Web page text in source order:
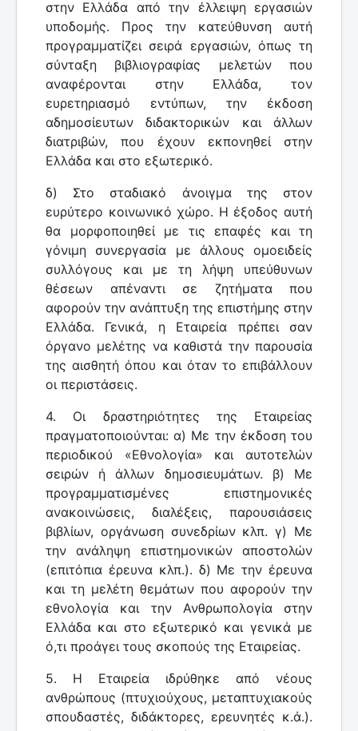
στην Ελλάδα από την έλλειψη εργασιών
υποδομής. Προς την κατεύθυνση αυτή
προγραμματίζει σειρά εργασιών, όπως τη
σύνταξη βιβλιογραφίας μελετών που
αναφέρονται στην Ελλάδα, τον
ευρετηριασμό εντύπων, την έκδοση
αδημοσίευτων διδακτορικών και άλλων
διατριβών, που έχουν εκπονηθεί στην
Ελλάδα και στο εξωτερικό.
δ) Στο σταδιακό άνοιγμα της στον
ευρύτερο κοινωνικό χώρο. Η έξοδος αυτή
θα μορφοποιηθεί με τις επαφές και τη
γόνιμη συνεργασία με άλλους ομοειδείς
συλλόγους και με τη λήψη υπεύθυνων
θέσεων απέναντι σε ζητήματα που
αφορούν την ανάπτυξη της επιστήμης στην
Ελλάδα. Γενικά, η Εταιρεία πρέπει σαν
όργανο μελέτης να καθιστά την παρουσία
της αισθητή όπου και όταν το επιβάλλουν
οι περιστάσεις.
4. Οι δραστηριότητες της Εταιρείας
πραγματοποιούνται: α) Με την έκδοση του
περιοδικού «Εθνολογία» και αυτοτελών
σειρών ή άλλων δημοσιευμάτων. β) Με
προγραμματισμένες επιστημονικές
ανακοινώσεις, διαλέξεις, παρουσιάσεις
βιβλίων, οργάνωση συνεδρίων κλπ. γ) Με
την ανάληψη επιστημονικών αποστολών
(επιτόπια έρευνα κλπ.). δ) Με την έρευνα
και τη μελέτη θεμάτων που αφορούν την
εθνολογία και την Ανθρωπολογία στην
Ελλάδα και στο εξωτερικό και γενικά με
ό,τι προάγει τους σκοπούς της Εταιρείας.
5. Η Εταιρεία ιδρύθηκε από νέους
ανθρώπους (πτυχιούχους, μεταπτυχιακούς
σπουδαστές, διδάκτορες, ερευνητές κ.ά.).